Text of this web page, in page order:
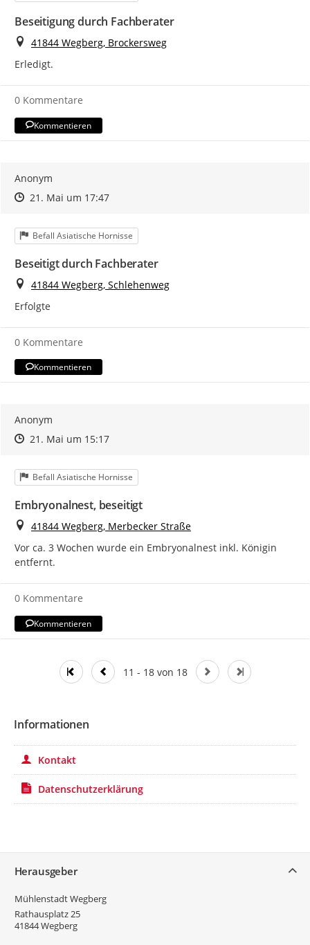
Beseitigung durch Fachberater
Ort
41844 Wegberg, Brockersweg
Erledigt.
0 Kommentare
Kommentieren
Anonym
Zeitpunkt des Erstellens
Zeitpunkt des Erstellens
21. Mai um 17:47Zur Äußerung
Kategorie
Befall Asiatische Hornisse
Beseitigt durch Fachberater
Ort
41844 Wegberg, Schlehenweg
Erfolgte
0 Kommentare
Kommentieren
Anonym
Zeitpunkt des Erstellens
Zeitpunkt des Erstellens
21. Mai um 15:17Zur Äußerung
Kategorie
Befall Asiatische Hornisse
Embryonalnest, beseitigt
Ort
41844 Wegberg, Merbecker Straße
Vor ca. 3 Wochen wurde ein Embryonalnest inkl. Königin
entfernt.
0 Kommentare
Kommentieren
11 - 18 von 18
Informationen
Kontakt
Datenschutzerklärung
Herausgeber
Mühlenstadt Wegberg
Rathausplatz 25
41844Wegberg